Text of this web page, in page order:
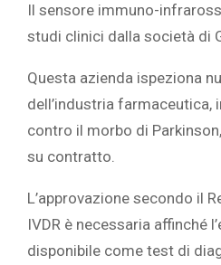
Il sensore immuno-
studi clinici dalla società di
Questa azienda ispeziona
dell’industria farmaceutica,
contro il morbo di
su contratto.
L’approvazione secondo il
IVDR è necessaria affinché
disponibile come test di